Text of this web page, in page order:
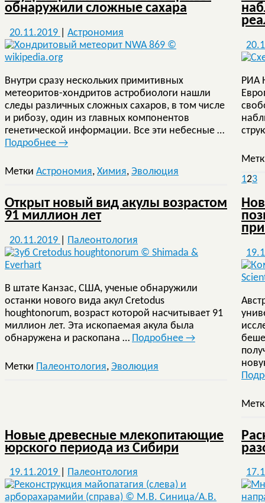
обнаружили сложные сахара
20.11.2019 Астрономия
Внутри сразу нескольких примитивных
метеоритов-хондритов астробиологи нашли
следы различных сложных сахаров, в том числе
и рибозу, один из главных компонентов
генетической информации. Все эти небесные …
Подробнее →
Метки Астрономия, Химия, Эволюция
РИА
Открыт новый вид акулы возрастом
91 миллион лет
20.11.2019 Палеонтология
В штате Канзас, США, ученые обнаружили
останки нового вида акул Cretodus
houghtonorum, возраст которой насчитывает 91
миллион лет. Эта ископаемая акула была
обнаружена и раскопана … Подробнее →
Метки Палеонтология, Эволюция
Новые древесные млекопитающие
юрского периода из Сибири
19.11.2019 Палеонтология
123